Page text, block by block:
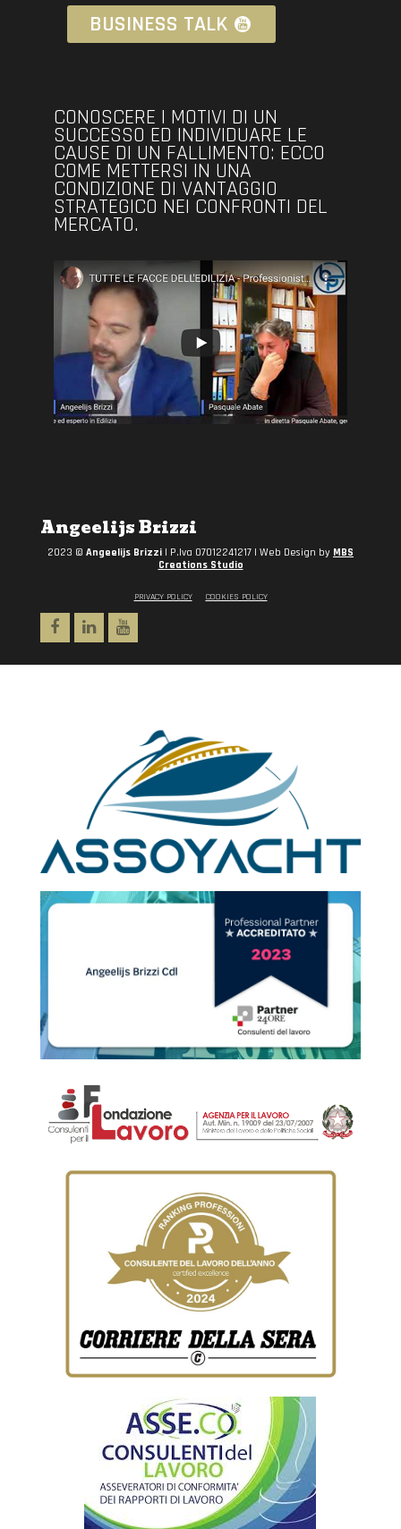
BUSINESS TALK
CONOSCERE I MOTIVI DI UN
SUCCESSO ED INDIVIDUARE LE
CAUSE DI UN FALLIMENTO: ECCO
COME METTERSI IN UNA
CONDIZIONE DI VANTAGGIO
STRATEGICO NEI CONFRONTI DEL
MERCATO.
Angeelijs Brizzi
2023 © Angeelijs Brizzi | P.Iva 07012241217 | Web Design by MBS
Creations Studio
PRIVACY POLICY COOKIES POLICY
Facebook
Linkedin